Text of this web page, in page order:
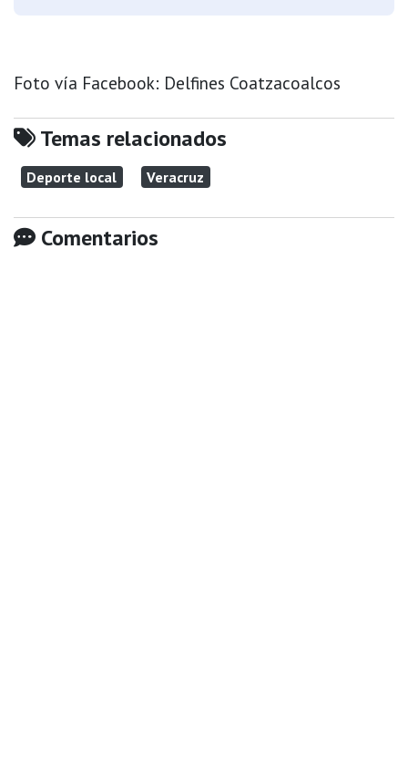
Foto vía Facebook: Delfines Coatzacoalcos
Temas relacionados
Deporte local Veracruz
Comentarios